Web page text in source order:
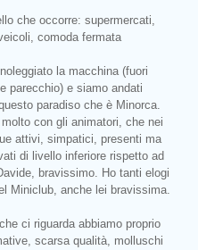
che occorre: supermercati,
comoda fermata
la macchina (fuori
parecchio) e siamo andati
paradiso che è Minorca.
con gli animatori, che nei
attivi, simpatici, presenti ma
di livello inferiore rispetto ad
bravissimo. Ho tanti elogi
Miniclub, anche lei bravissima.
ci riguarda abbiamo proprio
scarsa qualità, molluschi